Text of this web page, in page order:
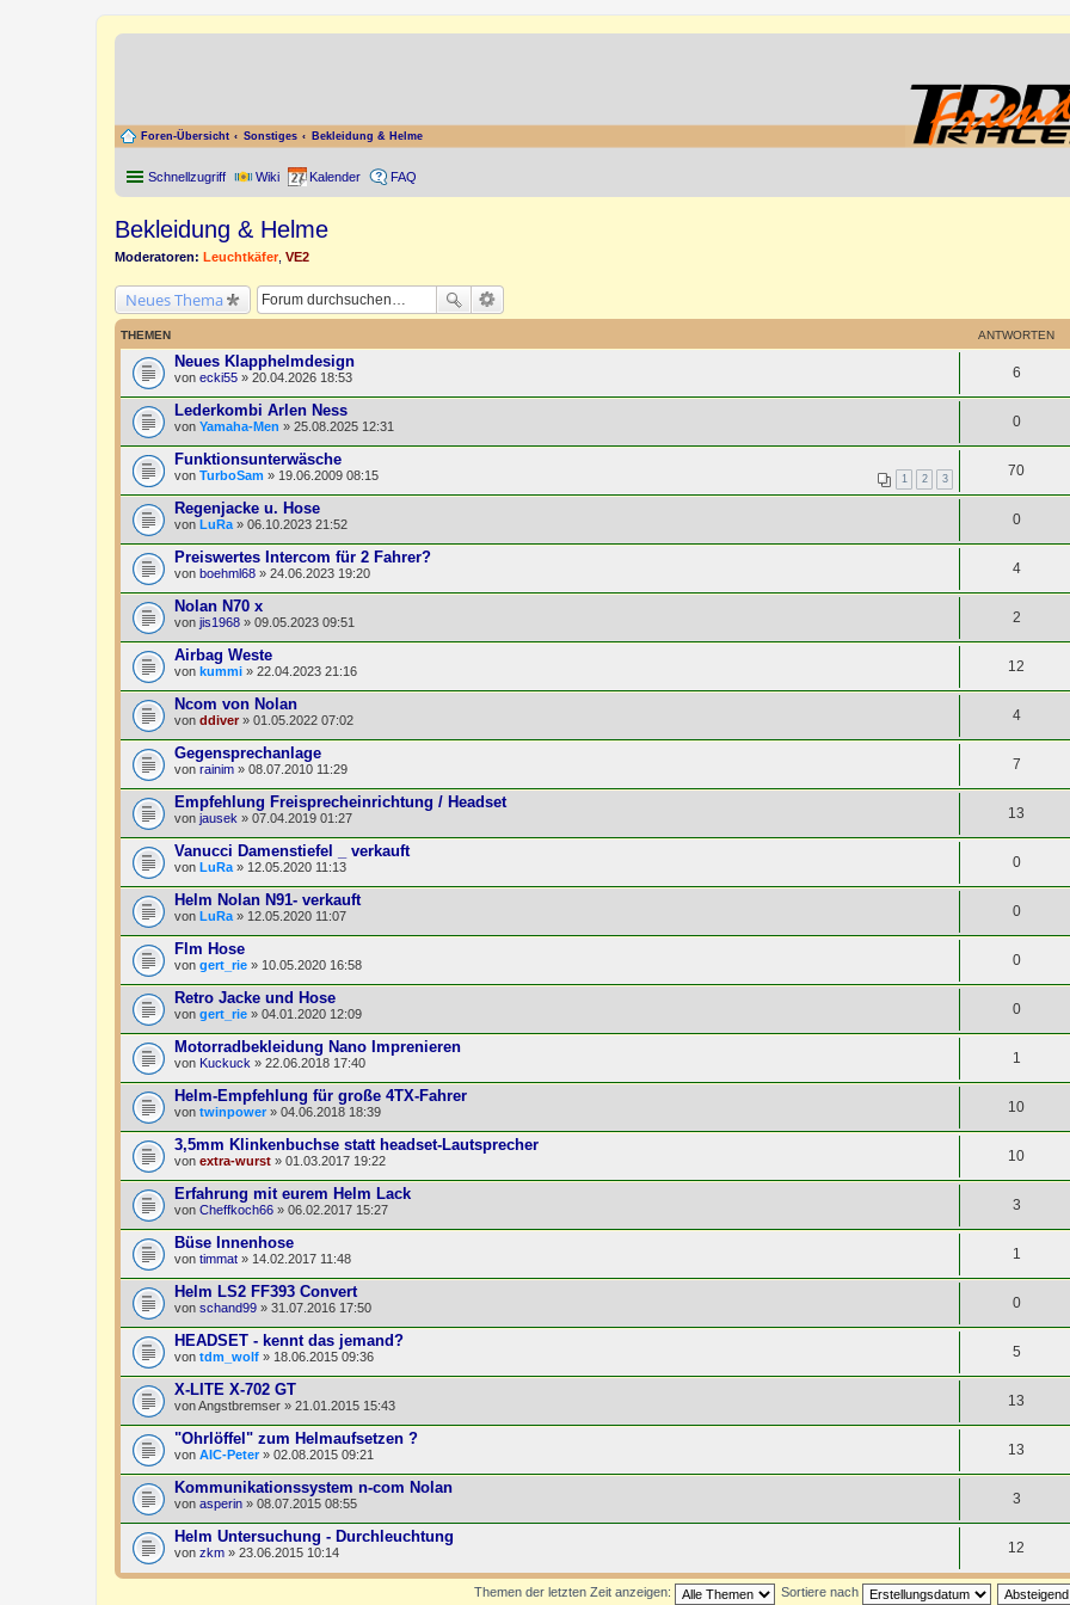
Foren-Übersicht Sonstiges Bekleidung & Helme
Schnellzugriff Wiki Kalender FAQ
Bekleidung & Helme
Moderatoren: Leuchtkäfer VE2
Neues Thema
THEMEN ANTWORTEN
Neues Klapphelmdesign
von ecki55 » 20.04.2026 18:53 6
Lederkombi Arlen Ness
von Yamaha-Men » 25.08.2025 12:31 0
Funktionsunterwäsche
1 2 3
von TurboSam » 19.06.2009 08:15 70
Regenjacke u. Hose
von LuRa » 06.10.2023 21:52 0
Preiswertes Intercom für 2 Fahrer?
von boehml68 » 24.06.2023 19:20 4
Nolan N70 x
von jis1968 » 09.05.2023 09:51 2
Airbag Weste
von kummi » 22.04.2023 21:16 12
Ncom von Nolan
von ddiver » 01.05.2022 07:02 4
Gegensprechanlage
von rainim » 08.07.2010 11:29 7
Empfehlung Freisprecheinrichtung / Headset
von jausek » 07.04.2019 01:27 13
Vanucci Damenstiefel _ verkauft
von LuRa » 12.05.2020 11:13 0
Helm Nolan N91- verkauft
von LuRa » 12.05.2020 11:07 0
Flm Hose
von gert_rie » 10.05.2020 16:58 0
Retro Jacke und Hose
von gert_rie » 04.01.2020 12:09 0
Motorradbekleidung Nano Imprenieren
von Kuckuck » 22.06.2018 17:40 1
Helm-Empfehlung für große 4TX-Fahrer
von twinpower » 04.06.2018 18:39 10
3,5mm Klinkenbuchse statt headset-Lautsprecher
von extra-wurst » 01.03.2017 19:22 10
Erfahrung mit eurem Helm Lack
von Cheffkoch66 » 06.02.2017 15:27 3
Büse Innenhose
von timmat » 14.02.2017 11:48 1
Helm LS2 FF393 Convert
von schand99 » 31.07.2016 17:50 0
HEADSET - kennt das jemand?
von tdm_wolf » 18.06.2015 09:36 5
X-LITE X-702 GT
vonAngstbremser » 21.01.2015 15:43 13
"Ohrlöffel" zum Helmaufsetzen ?
von AIC-Peter» 02.08.2015 09:21 13
Kommunikationssystem n-com Nolan
von asperin » 08.07.2015 08:55 3
Helm Untersuchung - Durchleuchtung
von zkm » 23.06.2015 10:14 12
Themen der letzten Zeit anzeigen: Sortiere nach